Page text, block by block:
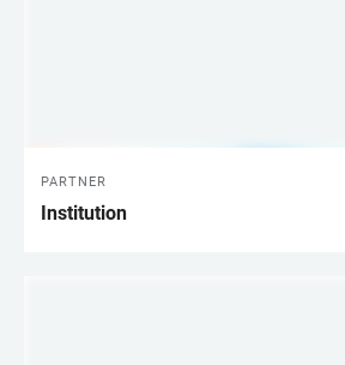
PARTNER
Institution